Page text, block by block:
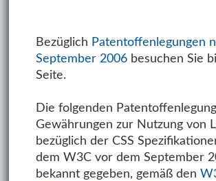
Bezüglich Patentoffenlegungen
September 2006besuchen Sie
Seite.
Die folgenden
Gewährungen zur Nutzung von
bezüglich der CSS
dem W3C vor dem September
bekannt gegeben, gemäß den